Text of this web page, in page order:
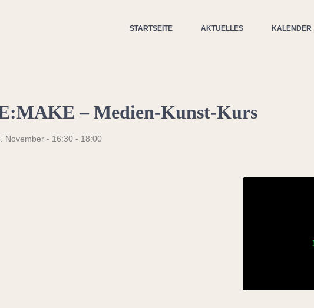
STARTSEITE AKTUELLES KALENDER
– Medien-Kunst-Kurs
November - 16:30 - 18:00